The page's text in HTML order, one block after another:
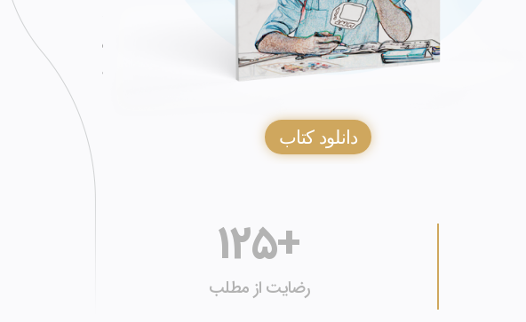
در فصل های
و راه کارهای
به تفسیر مورد
دانلود کتاب
+
125
رضایت از مطلب